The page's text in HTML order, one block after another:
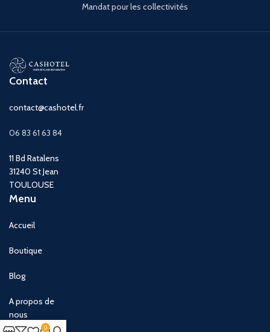
Mandat pour les collectivités
Contact
contact@cashotel.fr
06 83 61 63 84
11 Bd Ratalens
31240 St Jean
TOULOUSE
Menu
Accueil
Boutique
Blog
A propos de
nous
0